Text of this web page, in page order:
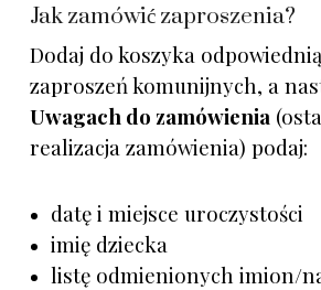
Jak zamówić zaproszenia?
Dodaj do koszyka
zaproszeń komunijnych, a
Uwagach do zamówienia
realizacja zamówienia) podaj:
datę i miejsce uroczystości
imię dziecka
listę odmienionych imion/